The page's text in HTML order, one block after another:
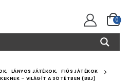
0
, LÁNYOS JÁTÉKOK,
FIÚS JÁTÉKOK
– VILÁGÍT A SÖTÉTBEN (BBJ)